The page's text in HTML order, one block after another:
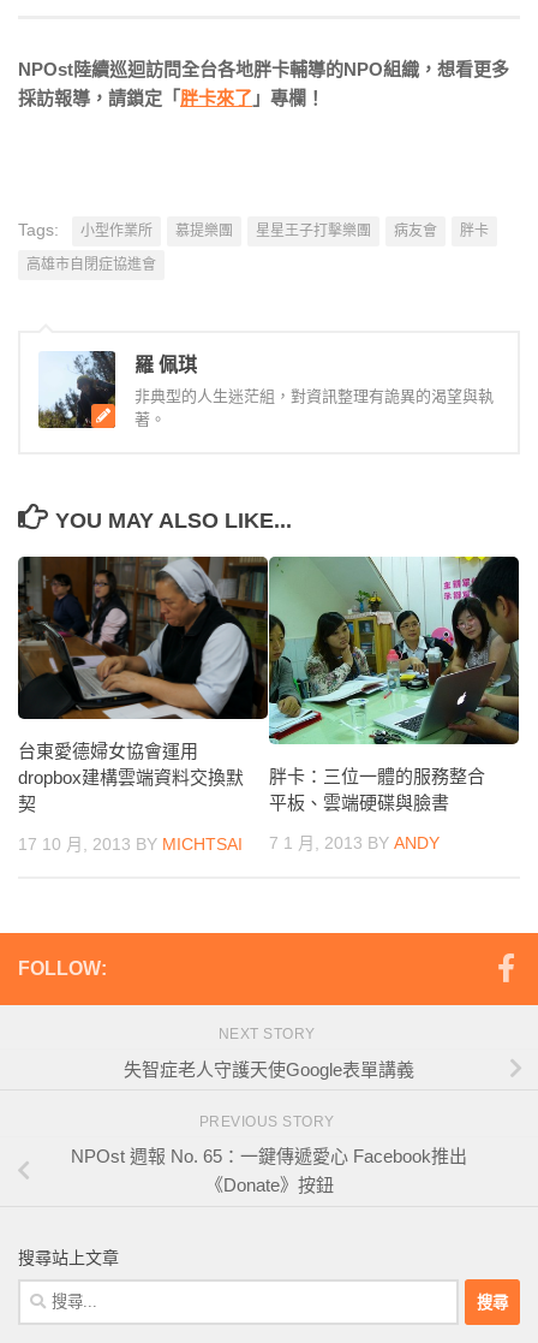
NPOst陸續巡迴訪問全台各地胖卡輔導的NPO組織，想看更多
採訪報導，請鎖定「 胖卡來了 」專欄！
Tags: 小型作業所 慕提樂團 星星王子打擊樂團 病友會
胖卡
高雄市自閉症協進會
羅 佩琪
非典型的人生迷茫組，對資訊整理有詭異的渴望與執
著。
YOU MAY ALSO LIKE...
台東愛德婦女協會運用
dropbox建構雲端資料交換默
契
17 10 月, 2013 BY MICHTSAI
胖卡：三位一體的服務整合
平板、雲端硬碟與臉書
7 1 月, 2013 BY ANDY
FOLLOW:
NEXT STORY
失智症老人守護天使Google表單講義
PREVIOUS STORY
NPOst 週報 No. 65：一鍵傳遞愛心 Facebook推出
《Donate》按鈕
搜尋站上文章
搜
尋